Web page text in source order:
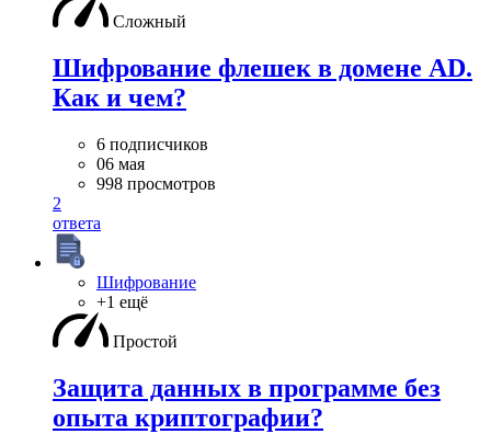
Сложный
Шифрование флешек в домене AD.
Как и чем?
6 подписчиков
06 мая
998 просмотров
2
ответа
Шифрование
+1 ещё
Простой
Защита данных в программе без
опыта криптографии?